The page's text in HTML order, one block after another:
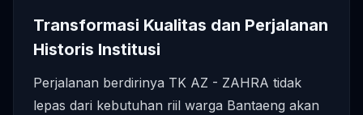
Transformasi Kualitas dan Perjalanan
Historis Institusi
Perjalanan berdirinya TK AZ - ZAHRA tidak
lepas dari kebutuhan riil warga Bantaeng akan